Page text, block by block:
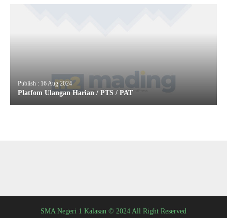
Publish : 16 Aug 2024
Platfom Ulangan Harian / PTS / PAT
SMA Negeri 1 Kalasan © 2024 All Right Reserved